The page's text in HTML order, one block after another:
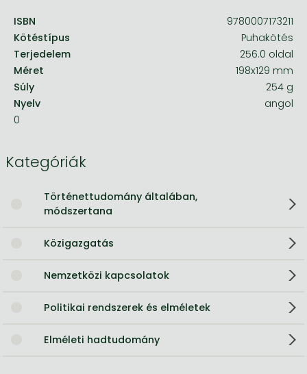
ISBN
9780007173211
Kötéstípus
Puhakötés
Terjedelem
256.0 oldal
Méret
198x129 mm
Súly
254 g
Nyelv
angol
0
Kategóriák
Történettudomány általában,
módszertana
Közigazgatás
Nemzetközi kapcsolatok
Politikai rendszerek és elméletek
Elméleti hadtudomány